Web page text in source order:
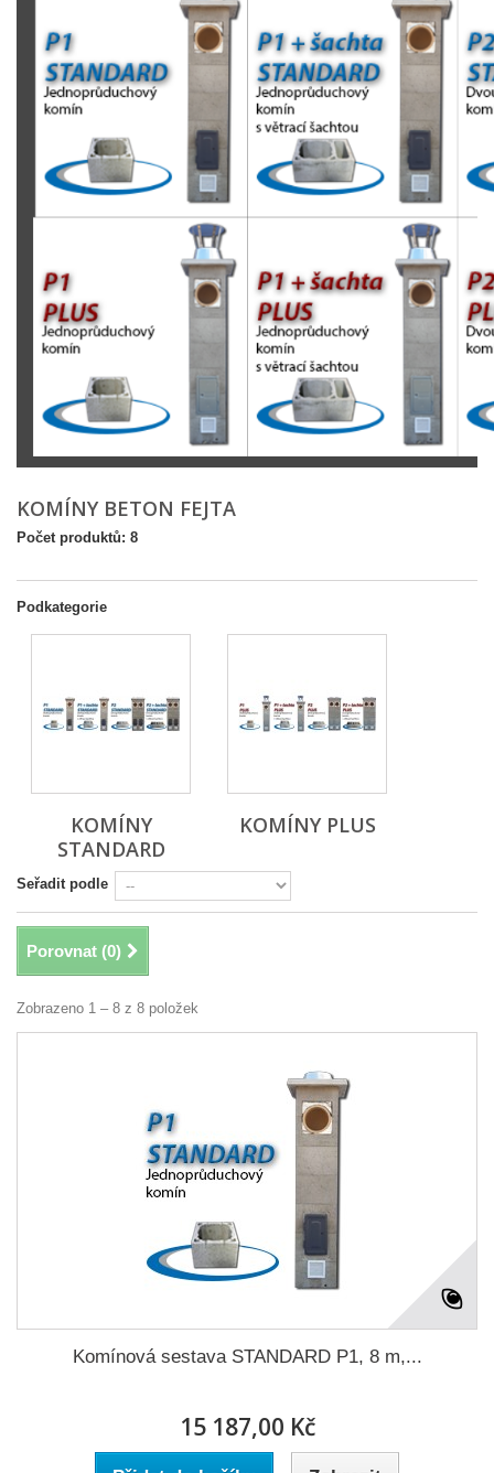
KOMÍNY BETON FEJTA
Počet produktů: 8
Podkategorie
KOMÍNY
STANDARD
KOMÍNY PLUS
Seřadit podle
Porovnat (0)
Zobrazeno 1 – 8 z 8 položek
Komínová sestava STANDARD P1, 8 m,...
15 187,00 Kč